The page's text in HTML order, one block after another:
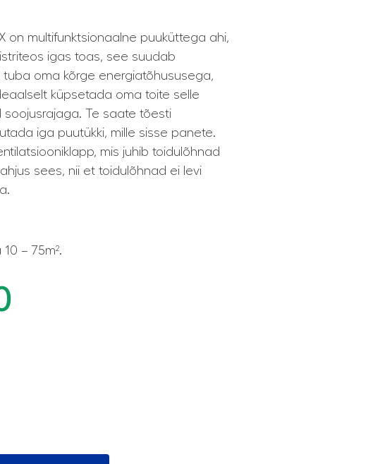
on multifunktsionaalne puuküttega ahi,
igas toas, see suudab
oma kõrge energiatõhususega,
küpsetada oma toite selle
soojusrajaga. Te saate tõesti
iga puutükki, mille sisse panete.
mis juhib toidulõhnad
sees, nii et toidulõhnad ei levi
– 75m².